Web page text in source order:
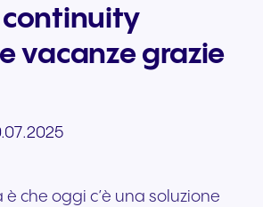
continuity
vacanze grazie
che oggi c’è una soluzione